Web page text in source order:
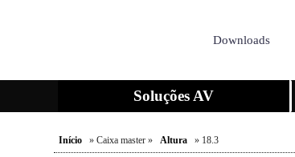
Downloads
Soluções AV
Início » Caixa master » Altura » 18.3